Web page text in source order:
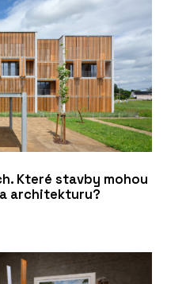
Které stavby mohou
architekturu?